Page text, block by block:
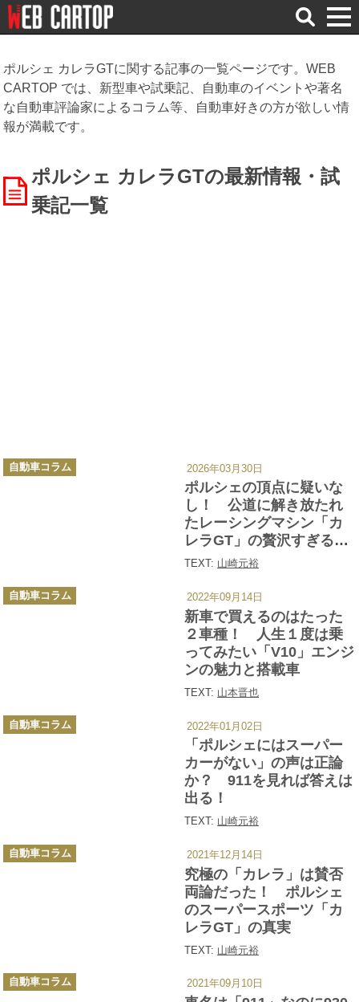
検
索
ポルシェ カレラGTに関する記事の一覧ページです。WEB
CARTOP では、新型車や試乗記、自動車のイベントや著名
な自動車評論家によるコラム等、自動車好きの方が欲しい情
報が満載です。
ポルシェ カレラGTの最新情報・試
乗記一覧
ポルシェの頂点に疑いな
し！ 公道に解き放たれ
たレーシングマシン「カ
レラGT」の贅沢すぎる中
身【21世紀スーパーカー
TEXT: 山崎元裕
カ
テ
自動車コラム 2026年03月30日
新車で買えるのはたった
２車種！ 人生１度は乗
ってみたい「V10」エンジ
ンの魅力と搭載車
TEXT: 山本晋也
カ
テ
自動車コラム 2022年09月14日
「ポルシェにはスーパー
カーがない」の声は正論
か？ 911を見れば答えは
出る！
TEXT: 山崎元裕
カ
テ
自動車コラム 2022年01月02日
究極の「カレラ」は賛否
両論だった！ ポルシェ
のスーパースポーツ「カ
レラGT」の真実
TEXT: 山崎元裕
カ
テ
自動車コラム 2021年12月14日
カ
テ
自動車コラム 2021年09月10日